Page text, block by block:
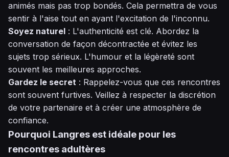
animés mais pas trop bondés. Cela permettra de vous
sentir à l'aise tout en ayant l'excitation de l'inconnu.
Soyez naturel : L'authenticité est clé. Abordez la
conversation de façon décontractée et évitez les
sujets trop sérieux. L'humour et la légèreté sont
souvent les meilleures approches.
Gardez le secret : Rappelez-vous que ces rencontres
sont souvent furtives. Veillez à respecter la discrétion
de votre partenaire et à créer une atmosphère de
confiance.
Pourquoi Langres est idéale pour les
rencontres adultères